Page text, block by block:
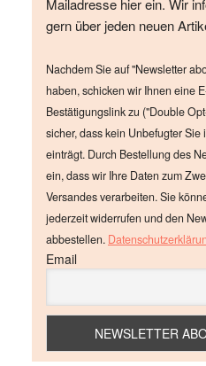
Mailadresse hier ein. Wir
gern über jeden neuen
Nachdem Sie auf "Newsletter
haben, schicken wir Ihnen eine
Bestätigungslink zu ("Double
sicher, dass kein Unbefugter
einträgt. Durch Bestellung des
ein, dass wir Ihre Daten zum
Versandes verarbeiten. Sie
jederzeit widerrufen und den
abbestellen.
Email